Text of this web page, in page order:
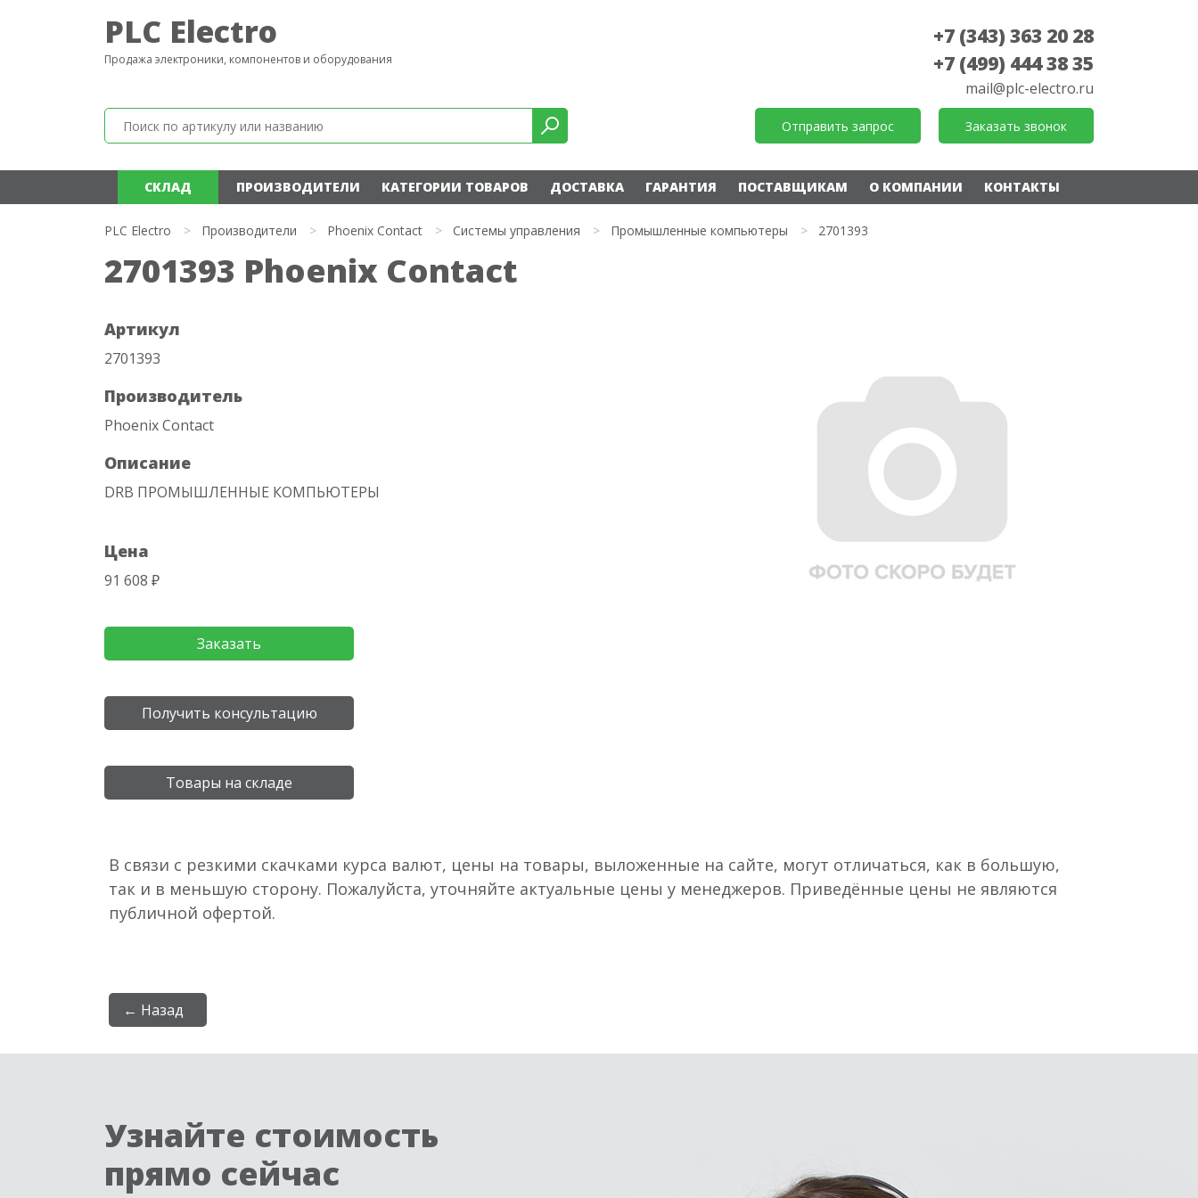
PLC Electro
Продажа электроники, компонентов и оборудования
+7 (343) 363 20 28
+7 (499) 444 38 35
mail@plc-electro.ru
Отправить запрос Заказать звонок
СКЛАД ПРОИЗВОДИТЕЛИ КАТЕГОРИИ ТОВАРОВ ДОСТАВКА ГАРАНТИЯ ПОСТАВЩИКАМ О КОМПАНИИ КОНТАКТЫ
PLC Electro > Производители > Phoenix Contact > Системы управления > Промышленные компьютеры > 2701393
2701393 Phoenix Contact
Артикул
2701393
Производитель
Phoenix Contact
Описание
DRB ПРОМЫШЛЕННЫЕ КОМПЬЮТЕРЫ
Цена
91 608 ₽
Заказать
Получить консультацию
Товары на складе
В связи с резкими скачками курса валют, цены на товары, выложенные на сайте, могут отличаться, как в большую,
так и в меньшую сторону. Пожалуйста, уточняйте актуальные цены у менеджеров. Приведённые цены не являются
публичной офертой.
← Назад
Узнайте стоимость
прямо сейчас